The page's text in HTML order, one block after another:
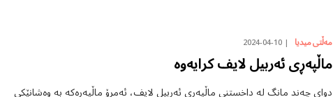
مەڵتی میدیا 2024-04-10
ماڵپەڕی ئەربیل لایف کرایەوە
دوای چەند مانگ لە داخستنی ماڵپەڕی ئەربیل لایف، ئەمڕۆ ماڵپەڕەکە بە وەشانێکی